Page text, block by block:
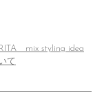
　mix styling idea
て